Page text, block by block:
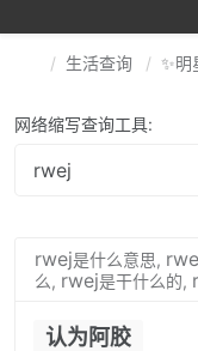
生活查询 ✨明
网络缩写查询工具:
rwej是什么意思,
么, rwej是干什么的,
认为阿胶